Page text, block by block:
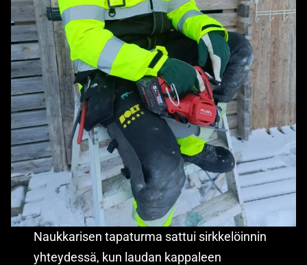
Naukkarisen tapaturma sattui sirkkelöinnin
yhteydessä, kun laudan kappaleen